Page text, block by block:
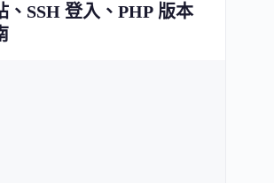
、SSH 登入、PHP 版本